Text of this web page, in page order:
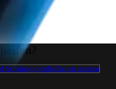
Schulungsmöglichkeiten ansehen